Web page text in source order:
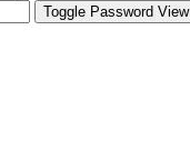
Toggle Password View